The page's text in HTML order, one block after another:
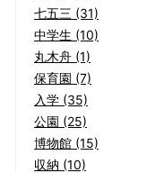
七五三 (31)
中学生 (10)
丸木舟 (1)
保育園 (7)
入学 (35)
公園 (25)
博物館 (15)
収納 (10)